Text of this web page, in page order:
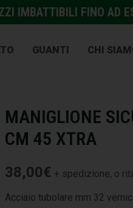
IMBATTIBILI FINO AD
GUANTI CHI
MANIGLIONE
CM 45 XTRA
38,00€ + spedizione, o
Acciaio tubolare mm 32